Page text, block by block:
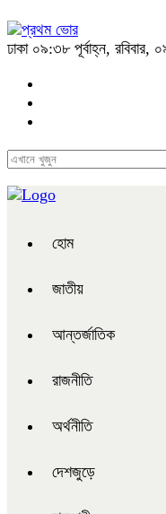
ঢাকা ০৯:৩৮ পূর্বাহ্ন, রবিবার,
হোম
জাতীয়
আন্তর্জাতিক
রাজনীতি
অর্থনীতি
দেশজুড়ে